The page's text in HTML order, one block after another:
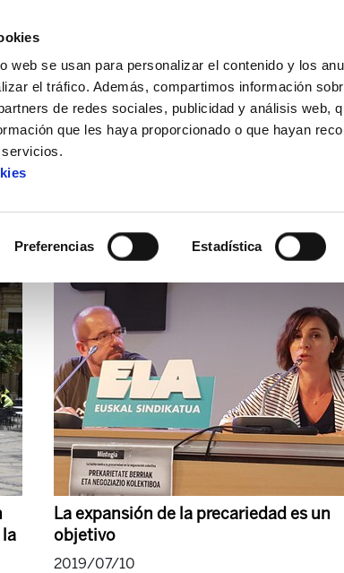
web se usan para personalizar el contenido y los
el tráfico. Además, compartimos información
de redes sociales, publicidad y análisis web,
que les haya proporcionado o que hayan
Preferencias Estadística
La expansión de la precariedad es un
objetivo
2019/07/10